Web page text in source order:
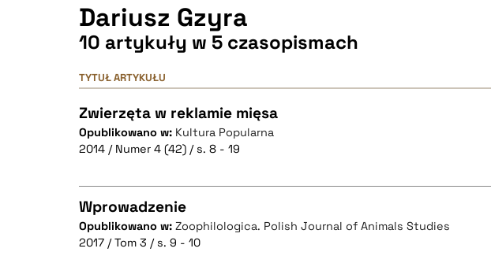
Dariusz Gzyra
10 artykuły w 5 czasopismach
TYTUŁ ARTYKUŁU
Zwierzęta w reklamie mięsa
Opublikowano w: Kultura Popularna
2014 / Numer 4 (42) / s. 8 - 19
CZYSTY TEKST
Wprowadzenie
Opublikowano w: Zoophilologica. Polish Journal of Animals Studies
2017 / Tom 3 / s. 9 - 10